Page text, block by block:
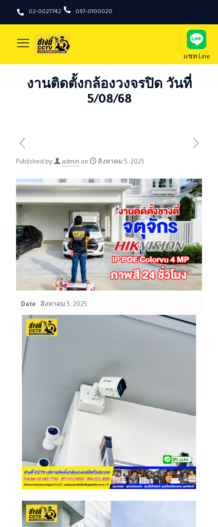
02-0027742 097-0100020
แชท Line
งานติดตั้งกล้องวงจรปิด วันที่
5/08/68
Published by admin on สิงหาคม 5, 2025
Date สิงหาคม 5, 2025